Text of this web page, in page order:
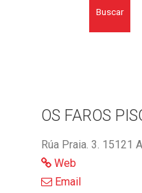
Buscar
OS FAROS
Rúa Praia. 3. 15121
Web
Email